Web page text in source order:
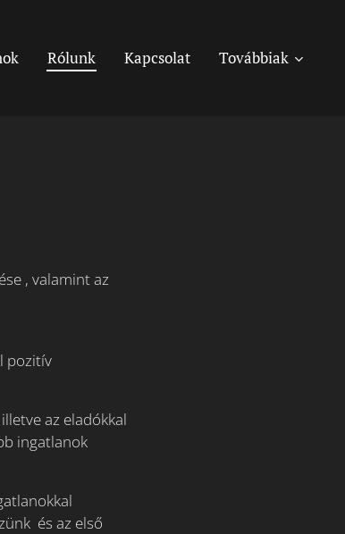
Rólunk Kapcsolat Továbbiak
, valamint az
pozitív
az eladókkal
ingatlanok
és az első